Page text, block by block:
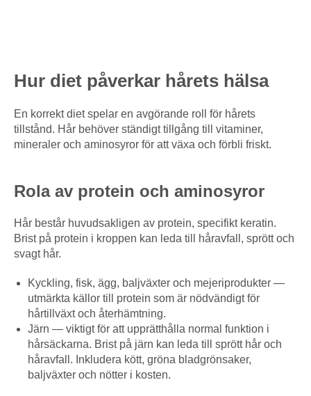
Hur diet påverkar hårets hälsa
En korrekt diet spelar en avgörande roll för hårets
tillstånd. Hår behöver ständigt tillgång till vitaminer,
mineraler och aminosyror för att växa och förbli friskt.
Rola av protein och aminosyror
Hår består huvudsakligen av protein, specifikt keratin.
Brist på protein i kroppen kan leda till håravfall, sprött och
svagt hår.
Kyckling, fisk, ägg, baljväxter och mejeriprodukter —
utmärkta källor till protein som är nödvändigt för
hårtillväxt och återhämtning.
Järn — viktigt för att upprätthålla normal funktion i
hårsäckarna. Brist på järn kan leda till sprött hår och
håravfall. Inkludera kött, gröna bladgrönsaker,
baljväxter och nötter i kosten.